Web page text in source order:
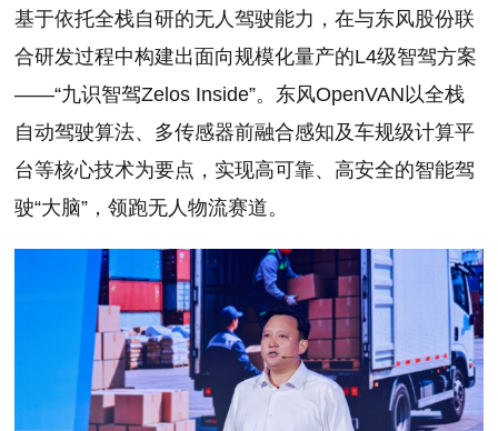
基于依托全栈自研的无人驾驶能力，在与东风股份联
合研发过程中构建出面向规模化量产的L4级智驾方案
——“九识智驾Zelos Inside”。东风OpenVAN以全栈
自动驾驶算法、多传感器前融合感知及车规级计算平
台等核心技术为要点，实现高可靠、高安全的智能驾
驶“大脑”，领跑无人物流赛道。